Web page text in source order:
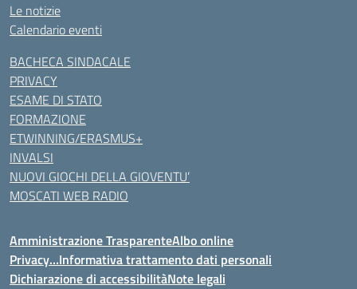
Le notizie
Calendario eventi
BACHECA SINDACALE
PRIVACY
ESAME DI STATO
FORMAZIONE
ETWINNING/ERASMUS+
INVALSI
NUOVI GIOCHI DELLA GIOVENTU’
MOSCATI WEB RADIO
Amministrazione TrasparenteAlbo online
Privacy…Informativa trattamento dati personali
Dichiarazione di accessibilitàNote legali